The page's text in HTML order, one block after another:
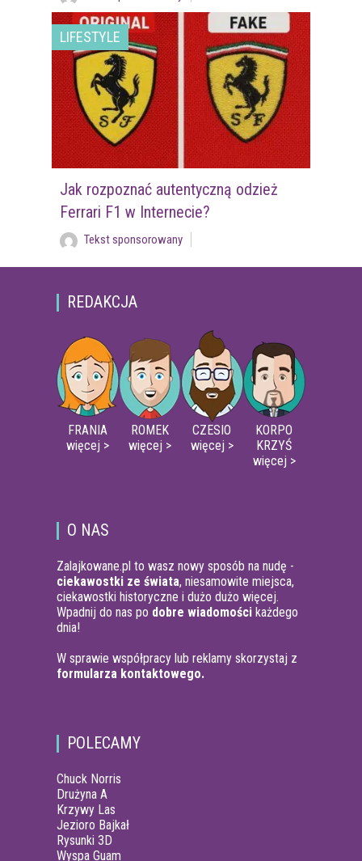
LIFESTYLE
Jak rozpoznać autentyczną odzież
Ferrari F1 w Internecie?
Tekst sponsorowany
REDAKCJA
FRANIA
więcej >
ROMEK
więcej >
CZESIO
więcej >
KORPO
KRZYŚ
więcej >
O NAS
Zalajkowane.pl to wasz nowy sposób na nudę -
ciekawostki ze świata, niesamowite miejsca,
ciekawostki historyczne i dużo dużo więcej.
Wpadnij do nas po dobre wiadomości każdego
dnia!
W sprawie współpracy lub reklamy skorzystaj z
formularza kontaktowego.
POLECAMY
Chuck Norris
Drużyna A
Krzywy Las
Jezioro Bajkał
Rysunki 3D
Wyspa Guam